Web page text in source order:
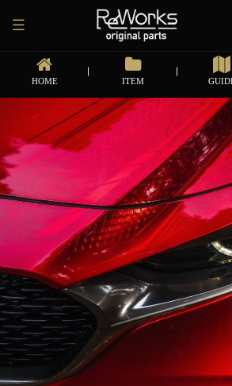
HOME ITEM